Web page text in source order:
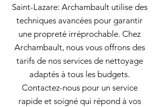
Saint-Lazare: Archambault utilise des
techniques avancées pour garantir
une propreté irréprochable. Chez
Archambault, nous vous offrons des
tarifs de nos services de nettoyage
adaptés à tous les budgets.
Contactez-nous pour un service
rapide et soigné qui répond à vos